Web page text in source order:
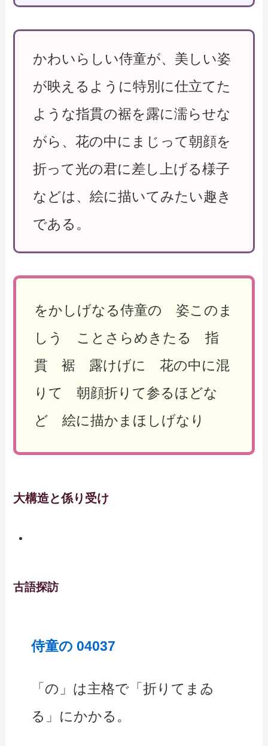
かわいらしい侍童が、美しい姿
が映えるように特別に仕立てた
ような指貫の裾を露に濡らせな
がら、花の中にまじって朝顔を
折って光の君に差し上げる様子
などは、絵に描いてみたい趣き
である。
をかしげなる侍童の 姿このま
しう ことさらめきたる 指
貫 裾 露けげに 花の中に混
りて 朝顔折りて参るほどな
ど 絵に描かまほしげなり
大構造と係り受け
古語探訪
侍童の 04037
「の」は主格で「折りてまゐ
る」にかかる。